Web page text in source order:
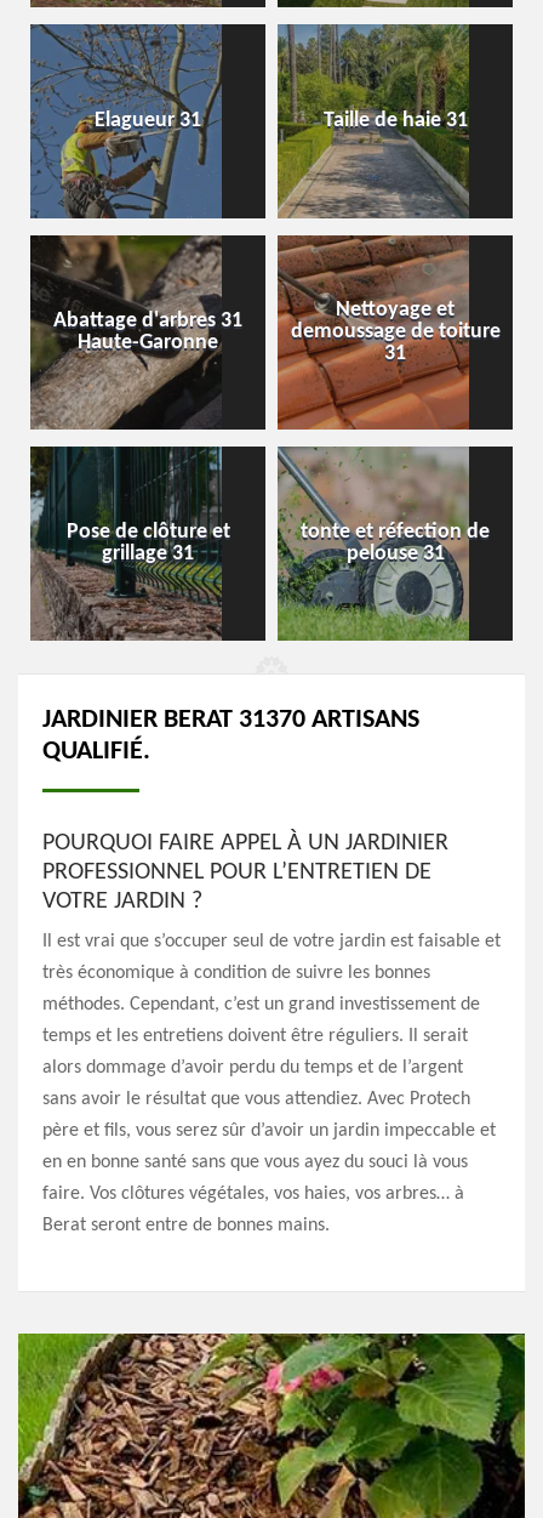
Elagueur 31 Taille de haie 31
Abattage d'arbres 31
Haute-Garonne
Nettoyage et
demoussage de toiture
31
Pose de clôture et
grillage 31
tonte et réfection de
pelouse 31
JARDINIER BERAT 31370 ARTISANS
QUALIFIÉ.
POURQUOI FAIRE APPEL À UN JARDINIER
PROFESSIONNEL POUR L’ENTRETIEN DE
VOTRE JARDIN ?
Il est vrai que s’occuper seul de votre jardin est faisable et
très économique à condition de suivre les bonnes
méthodes. Cependant, c’est un grand investissement de
temps et les entretiens doivent être réguliers. Il serait
alors dommage d’avoir perdu du temps et de l’argent
sans avoir le résultat que vous attendiez. Avec Protech
père et fils, vous serez sûr d’avoir un jardin impeccable et
en en bonne santé sans que vous ayez du souci là vous
faire. Vos clôtures végétales, vos haies, vos arbres… à
Berat seront entre de bonnes mains.